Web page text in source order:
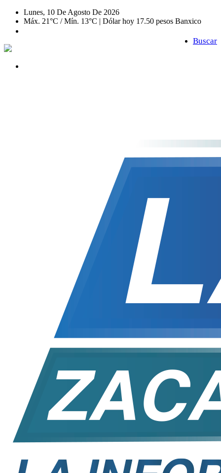
Lunes, 10 De Agosto De 2026
Máx. 21°C / Mín. 13°C | Dólar hoy 17.50 pesos Banxico
Buscar